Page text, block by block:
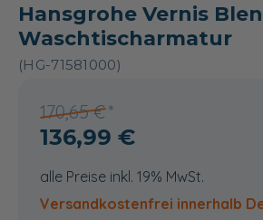
Hansgrohe Vernis
Waschtischarmatur
(HG-71581000)
170,65 €
136,99 €
alle Preise inkl. 19% MwSt.
Versandkostenfrei innerhalb